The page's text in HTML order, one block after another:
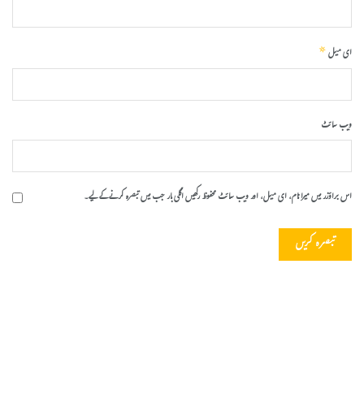
ای میل*
ویب‌ سائٹ
اس براؤزر میں میرا نام، ای میل، اور ویب سائٹ محفوظ رکھیں اگلی بار جب میں تبصرہ کرنے کےلیے۔